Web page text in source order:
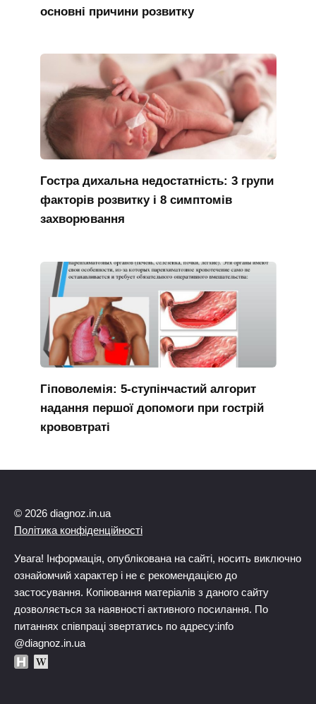
основні причини розвитку
Гостра дихальна недостатність: 3 групи
факторів розвитку і 8 симптомів
захворювання
Гіповолемія: 5-ступінчастий алгорит
надання першої допомоги при гострій
крововтраті
© 2026 diagnoz.in.ua
Політика конфіденційності
Увага! Інформація, опублікована на сайті, носить виключно
ознайомчий характер і не є рекомендацією до
застосування. Копіювання матеріалів з даного сайту
дозволяється за наявності активного посилання. По
питаннях співпраці звертатись по адресу:info
@diagnoz.in.ua